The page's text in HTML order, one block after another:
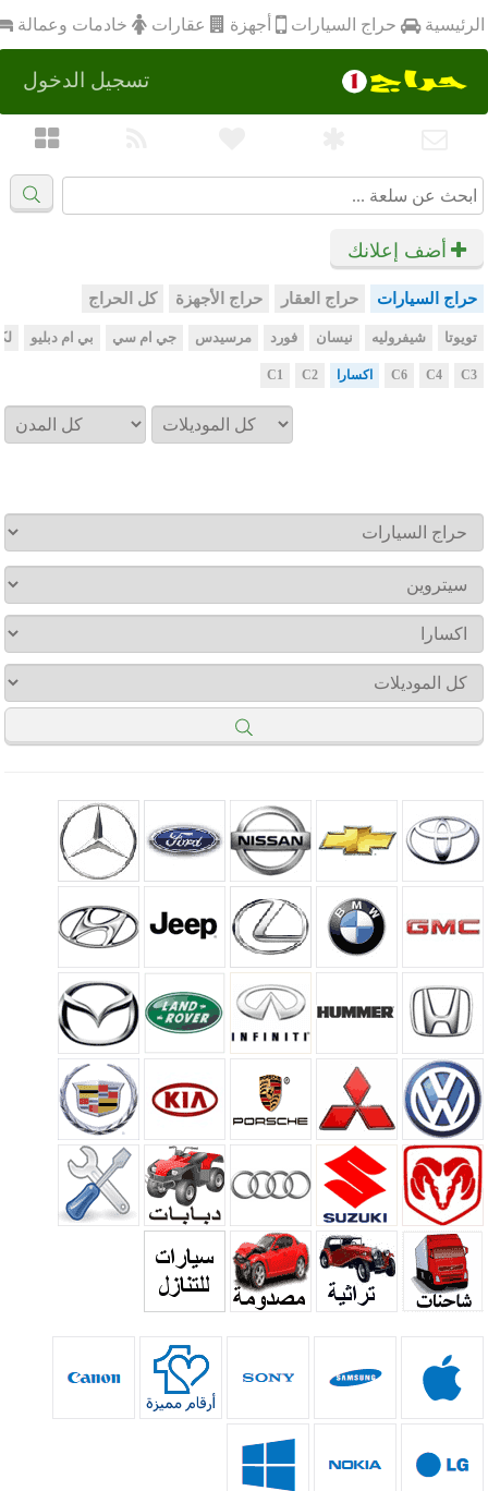
الرئيسية حراج السيارات أجهزة عقارات خادمات وعمالة
تسجيل الدخول
أضف إعلانك
حراج السيارات حراج العقار حراج الأجهزة كل الحراج
تويوتا شيفروليه نيسان فورد مرسيدس جي ام سي بي ام دبليو
C3
C4
C6 اكسارا C2
C1